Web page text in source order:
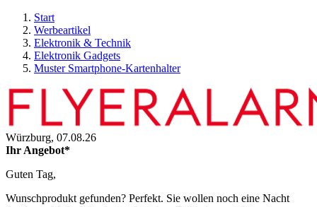
Start
Werbeartikel
Elektronik & Technik
Elektronik Gadgets
Muster Smartphone-Kartenhalter
Würzburg, 07.08.26
Ihr Angebot*
Guten Tag,
Wunschprodukt gefunden? Perfekt. Sie wollen noch eine Nacht